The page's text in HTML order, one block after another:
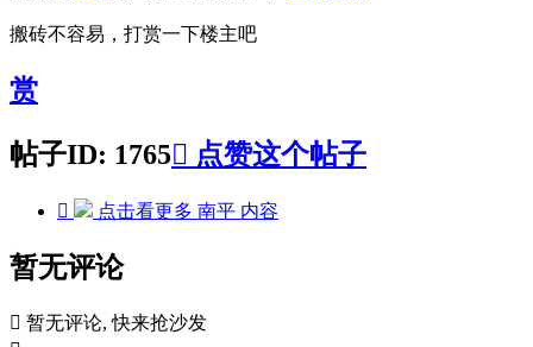
搬砖不容易，打赏一下楼主吧
赏
帖子ID: 1765 点赞这个帖子
 点击看更多 南平 内容
暂无评论
 暂无评论, 快来抢沙发